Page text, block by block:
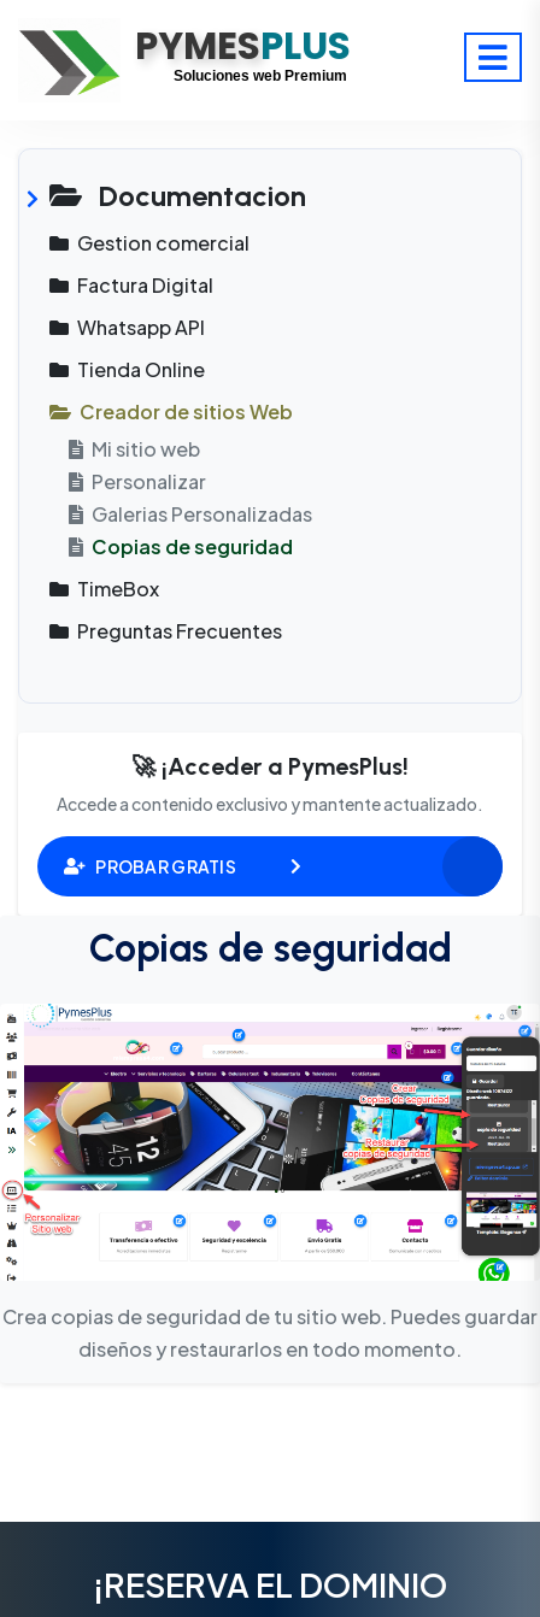
PYMESPLUS
Digitaliza tu éxito
Soluciones web Premium
Documentacion
Gestion comercial
Factura Digital
Whatsapp API
Tienda Online
Creador de sitios Web
Mi sitio web
Personalizar
Galerias Personalizadas
Copias de seguridad
TimeBox
Preguntas Frecuentes
🚀 ¡Acceder a PymesPlus!
Accede a contenido exclusivo y mantente actualizado.
PROBAR GRATIS
Copias de seguridad
Crea copias de seguridad de tu sitio web. Puedes guardar
diseños y restaurarlos en todo momento.
¡RESERVA EL DOMINIO